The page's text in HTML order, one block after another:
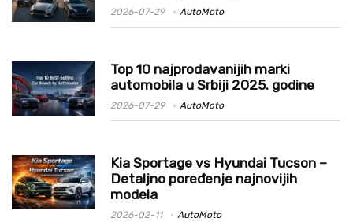
2026-07-29 AutoMoto
Top 10 najprodavanijih marki
automobila u Srbiji 2025. godine
2026-07-29 AutoMoto
Kia Sportage vs Hyundai Tucson –
Detaljno poređenje najnovijih
modela
2026-02-11 AutoMoto